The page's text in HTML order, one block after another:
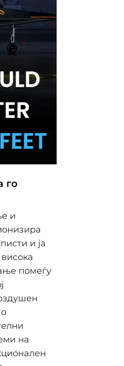
го
и
и ја
помеѓу
на